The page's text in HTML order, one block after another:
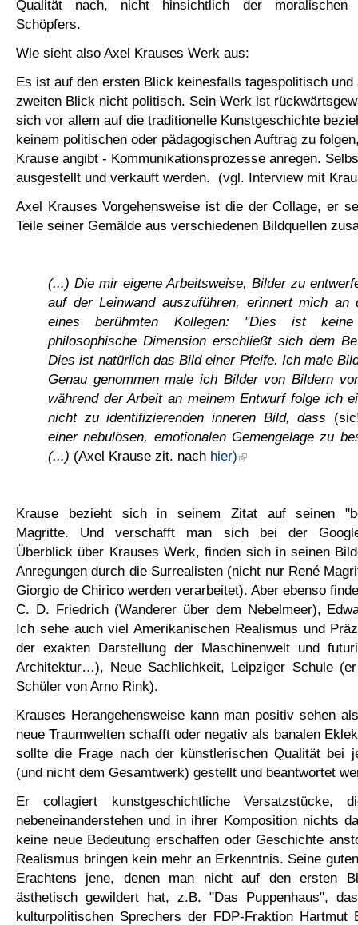
Qualität nach, nicht hinsichtlich der moralischen
Schöpfers.
Wie sieht also Axel Krauses Werk aus:
Es ist auf den ersten Blick keinesfalls tagespolitisch und
zweiten Blick nicht politisch. Sein Werk ist
sich vor allem auf die traditionelle Kunstgeschichte
keinem politischen oder pädagogischen Auftrag zu
Krause angibt - Kommunikationsprozesse anregen.
ausgestellt und verkauft werden. (vgl. Interview mit
Axel Krauses Vorgehensweise ist die der Collage, er
Teile seiner Gemälde aus verschiedenen Bildquellen
(...) Die mir eigene Arbeitsweise, Bilder zu
auf der Leinwand auszuführen, erinnert mich an
eines berühmten Kollegen: "Dies ist
philosophische Dimension erschließt sich dem
Dies ist natürlich das Bild einer Pfeife. Ich male
Genau genommen male ich Bilder von Bildern
während der Arbeit an meinem Entwurf folge ich
nicht zu identifizierenden inneren Bild, dass
einer nebulösen, emotionalen Gemengelage zu
(...) (Axel Krause zit. nach hier)
Krause bezieht sich in seinem Zitat auf seinen
Magritte. Und verschafft man sich bei der
Überblick über Krauses Werk, finden sich in seinen
Anregungen durch die Surrealisten (nicht nur René
Giorgio de Chirico werden verarbeitet). Aber ebenso
C. D. Friedrich (Wanderer über dem Nebelmeer),
Ich sehe auch viel Amerikanischen Realismus und
der exakten Darstellung der Maschinenwelt und
Architektur…), Neue Sachlichkeit, Leipziger Schule
Schüler von Arno Rink).
Krauses Herangehensweise kann man positiv sehen
neue Traumwelten schafft oder negativ als banalen
sollte die Frage nach der künstlerischen Qualität bei
(und nicht dem Gesamtwerk) gestellt und beantwortet
Er collagiert kunstgeschichtliche
nebeneinanderstehen und in ihrer Komposition nichts
keine neue Bedeutung erschaffen oder Geschichte
Realismus bringen kein mehr an Erkenntnis. Seine
Erachtens jene, denen man nicht auf den ersten
ästhetisch gewildert hat, z.B. "Das Puppenhaus",
kulturpolitischen Sprechers der FDP-Fraktion Hartmut